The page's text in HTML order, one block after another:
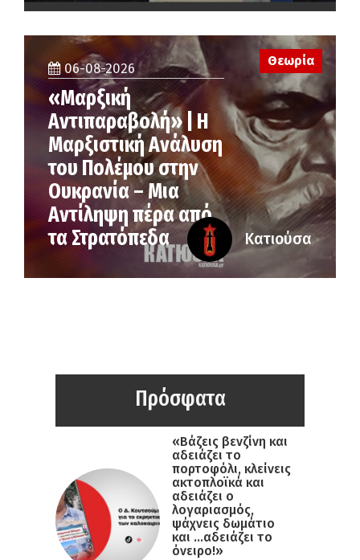
06-08-2026
«Μαρξική
Αντιπαραβολή» | Η
Μαρξιστική Ανάλυση
του Πολέμου στην
Ουκρανία – Μια
Αντίληψη πέρα από
τα Στρατόπεδα
Θεωρία
Κατιούσα
Πρόσφατα
«Βάζεις βενζίνη και
αδειάζει το
πορτοφόλι, κλείνεις
ακτοπλοϊκά και
αδειάζει ο
λογαριασμός,
ψάχνεις δωμάτιο
και …αδειάζει το
όνειρο!»